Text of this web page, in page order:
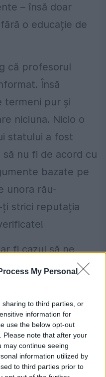
My Personal
to third parties, or
information for
use the below opt-out
Please note that after your
may continue seeing
information utilized by
to third parties prior to
– însă doar
o educație de
că profesorul
Însă
termeni pur și
niciuna. Nicio o
statului a fost
nu fi de acord cu
bazate pe
unora rău-
strici reputația
fi cazul să ne
folosite nu
ar trebui închis
sincere și absolut
ce măcar se
normală.
măsuri de